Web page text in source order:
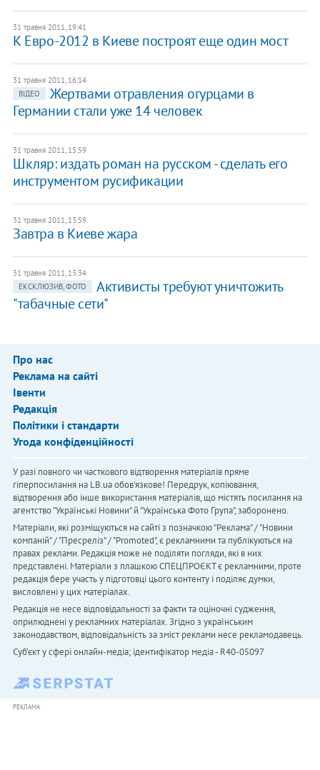
31 травня 2011, 19:41
К Евро-2012 в Киеве построят еще один мост
31 травня 2011, 16:14
ВІДЕО
Жертвами отравления огурцами в
Германии стали уже 14 человек
31 травня 2011, 15:59
Шкляр: издать роман на русском - сделать его
инструментом русификации
31 травня 2011, 13:59
Завтра в Киеве жара
31 травня 2011, 13:34
ЕКСКЛЮЗИВ, ФОТО
Активисты требуют уничтожить
"табачные сети"
Про нас
Реклама на сайті
Івенти
Редакція
Політики і стандарти
Угода конфіденційності
У разі повного чи часткового відтворення матеріалів пряме
гіперпосилання на LB.ua обов'язкове! Передрук, копіювання,
відтворення або інше використання матеріалів, що містять посилання на
агентство "Українськi Новини" й "Українська Фото Група", заборонено.
Матеріали, які розміщуються на сайті з позначкою "Реклама" / "Новини
компаній" / "Пресреліз" / "Promoted", є рекламними та публікуються на
правах реклами. Редакція може не поділяти погляди, які в них
представлені. Матеріали з плашкою СПЕЦПРОЄКТ є рекламними, проте
редакція бере участь у підготовці цього контенту і поділяє думки,
висловлені у цих матеріалах.
Редакція не несе відповідальності за факти та оціночні судження,
оприлюднені у рекламних матеріалах. Згідно з українським
законодавством, відповідальність за зміст реклами несе рекламодавець.
Cуб'єкт у сфері онлайн-медіа; ідентифікатор медіа - R40-05097
РЕКЛАМА